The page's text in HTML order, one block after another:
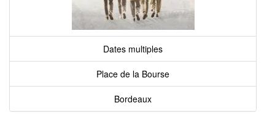
Dates multiples
Place de la Bourse
Bordeaux